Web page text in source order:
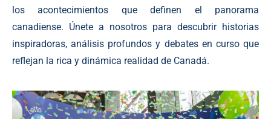
los acontecimientos que definen el panorama
canadiense. Únete a nosotros para descubrir historias
inspiradoras, análisis profundos y debates en curso que
reflejan la rica y dinámica realidad de Canadá.